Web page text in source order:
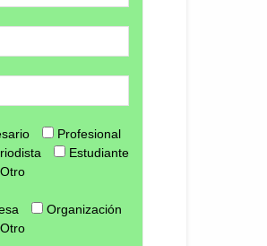
Profesional
Estudiante
Otro
Organización
Otro